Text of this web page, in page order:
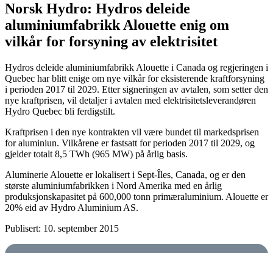
Norsk Hydro: Hydros deleide
aluminiumfabrikk Alouette enig om
vilkår for forsyning av elektrisitet
Hydros deleide aluminiumfabrikk Alouette i Canada og regjeringen i
Quebec har blitt enige om nye vilkår for eksisterende kraftforsyning
i perioden 2017 til 2029. Etter signeringen av avtalen, som setter den
nye kraftprisen, vil detaljer i avtalen med elektrisitetsleverandøren
Hydro Quebec bli ferdigstilt.
Kraftprisen i den nye kontrakten vil være bundet til markedsprisen
for aluminiun. Vilkårene er fastsatt for perioden 2017 til 2029, og
gjelder totalt 8,5 TWh (965 MW) på årlig basis.
Aluminerie Alouette er lokalisert i Sept-Îles, Canada, og er den
største aluminiumfabrikken i Nord Amerika med en årlig
produksjonskapasitet på 600,000 tonn primæraluminium. Alouette er
20% eid av Hydro Aluminium AS.
Publisert: 10. september 2015